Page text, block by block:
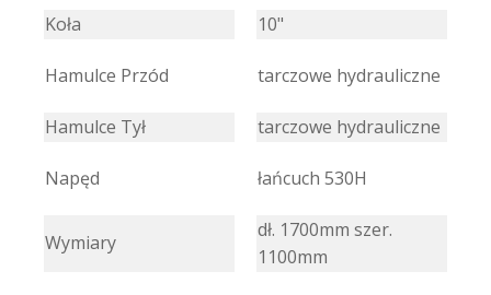
Koła 10"
Hamulce Przód tarczowe hydrauliczne
Hamulce Tył tarczowe hydrauliczne
Napęd łańcuch 530H
Wymiary
dł. 1700mm szer.
1100mm